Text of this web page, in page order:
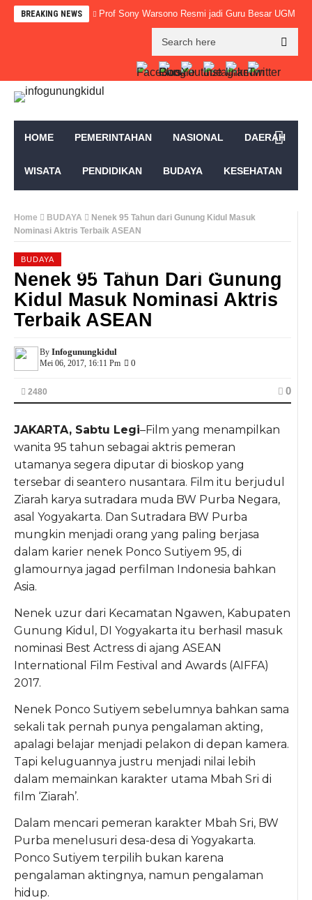
BREAKING NEWS Prof Sony Warsono Resmi jadi Guru Besar UGM
HOME PEMERINTAHAN NASIONAL DAERAH
WISATA PENDIDIKAN BUDAYA KESEHATAN
RELIGI OPINI PROFIL ADVERTORIAL
Home BUDAYA
Nenek 95 Tahun dari Gunung Kidul Masuk
Nominasi Aktris Terbaik ASEAN
BUDAYA
Nenek 95 Tahun Dari Gunung
Kidul Masuk Nominasi Aktris
Terbaik ASEAN
By Infogunungkidul
Mei 06, 2017, 16:11 Pm 0
2480 0
JAKARTA, Sabtu Legi–Film yang menampilkan
wanita 95 tahun sebagai aktris pemeran
utamanya segera diputar di bioskop yang
tersebar di seantero nusantara. Film itu berjudul
Ziarah karya sutradara muda BW Purba Negara,
asal Yogyakarta. Dan Sutradara BW Purba
mungkin menjadi orang yang paling berjasa
dalam karier nenek Ponco Sutiyem 95, di
glamournya jagad perfilman Indonesia bahkan
Asia.
Nenek uzur dari Kecamatan Ngawen, Kabupaten
Gunung Kidul, DI Yogyakarta itu berhasil masuk
nominasi Best Actress di ajang ASEAN
International Film Festival and Awards (AIFFA)
2017.
Nenek Ponco Sutiyem sebelumnya bahkan sama
sekali tak pernah punya pengalaman akting,
apalagi belajar menjadi pelakon di depan kamera.
Tapi keluguannya justru menjadi nilai lebih
dalam memainkan karakter utama Mbah Sri di
film ‘Ziarah’.
Dalam mencari pemeran karakter Mbah Sri, BW
Purba menelusuri desa-desa di Yogyakarta.
Ponco Sutiyem terpilih bukan karena
pengalaman aktingnya, namun pengalaman
hidup.